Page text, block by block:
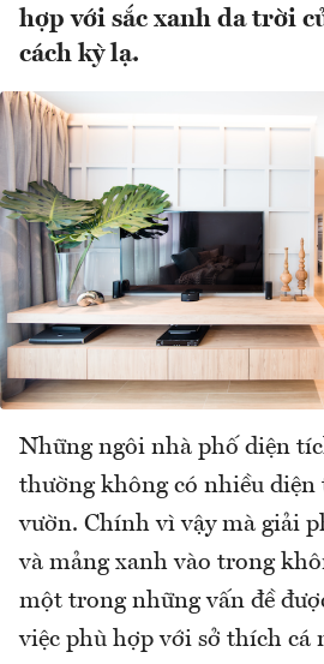
hợp với sắc xanh da trời
cách kỳ lạ.
Những ngôi nhà phố diện
thường không có nhiều diện
vườn. Chính vì vậy mà giải
và mảng xanh vào trong
một trong những vấn đề
việc phù hợp với sở thích cá